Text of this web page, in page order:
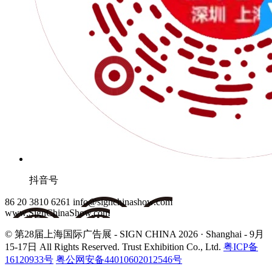
抖音号
86 20 3810 6261 info@signchinashow.com
www.SignChinaShow.com
© 第28届上海国际广告展 - SIGN CHINA 2026 · Shanghai - 9月
15-17日 All Rights Reserved. Trust Exhibition Co., Ltd. 粤ICP备
16120933号 粤公网安备44010602012546号